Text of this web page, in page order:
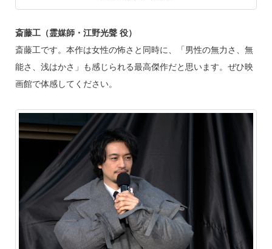
斎藤工（霊媒師・江野光聲 役）
斎藤工です。本作は女性の怖さと同時に、「男性の無力さ、無
能さ、浅はかさ」も感じられる最高傑作だと思います。ぜひ映
画館で体感してください。